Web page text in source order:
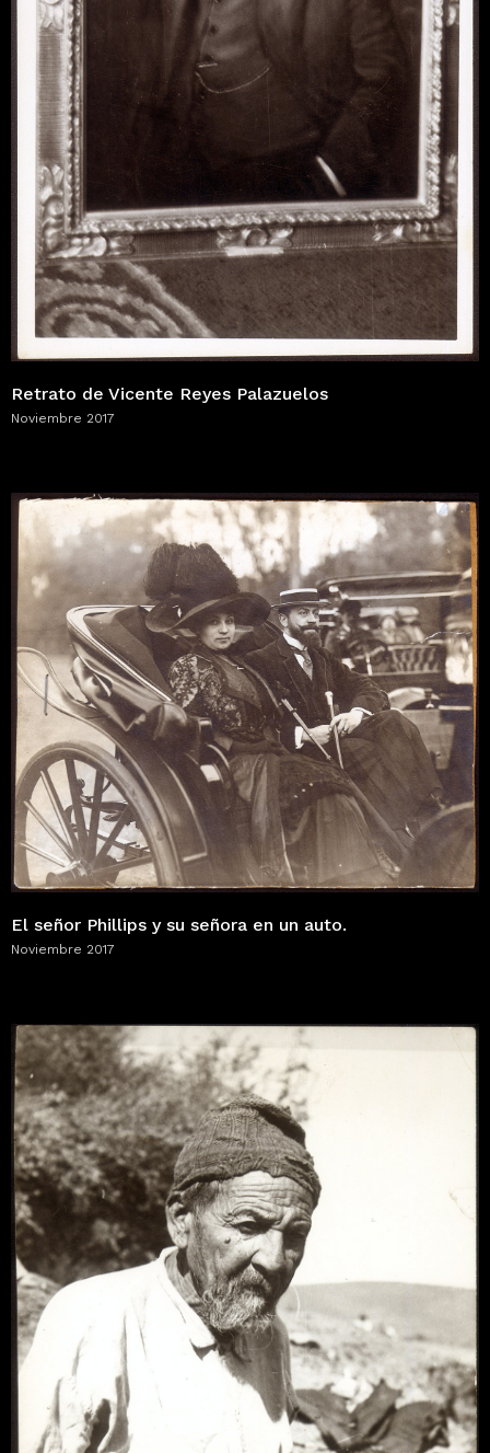
Retrato de Vicente Reyes Palazuelos
Noviembre 2017
El señor Phillips y su señora en un auto.
Noviembre 2017